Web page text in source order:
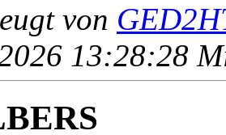
von
13:28:28